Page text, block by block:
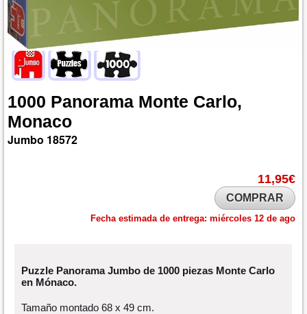
1000 Panorama Monte Carlo,
Monaco
Jumbo 18572
11,95€
COMPRAR
Fecha estimada de entrega: miércoles 12 de ago
Puzzle Panorama Jumbo de 1000 piezas Monte Carlo
en Mónaco.
Tamaño montado 68 x 49 cm.